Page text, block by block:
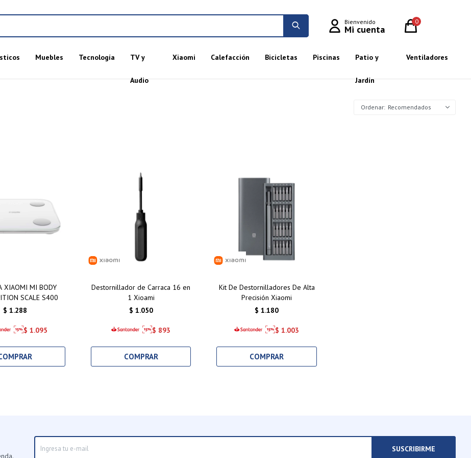
Muebles Tecnología TV y
Audio
Xiaomi Calefacción Bicicletas Piscinas Patio y
Jardín
Ventiladores
0
Recomendados
XIAOMI MI BODY
SCALE S400
$ 1.288
$ 1.095
Destornillador de Carraca 16 en
1 Xioami
$ 1.050
$ 893
Kit De Destornilladores De Alta
Precisión Xiaomi
$ 1.180
$ 1.003
SUSCRIBIRME